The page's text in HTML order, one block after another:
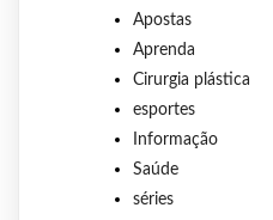
Apostas
Aprenda
Cirurgia plástica
esportes
Informação
Saúde
séries